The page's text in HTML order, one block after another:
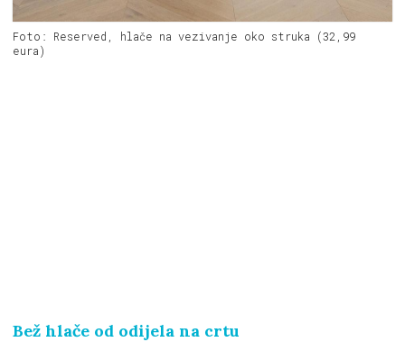
Foto: Reserved, hlače na vezivanje oko struka (32,99
eura)
Bež hlače od odijela na crtu